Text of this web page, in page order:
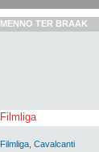
MENNO TER BRAAK
Filmliga
Filmliga, Cavalcanti